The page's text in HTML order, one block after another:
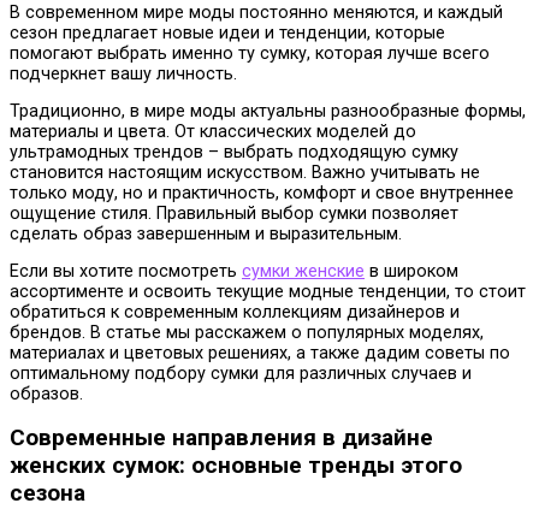
В современном мире моды постоянно меняются, и каждый
сезон предлагает новые идеи и тенденции, которые
помогают выбрать именно ту сумку, которая лучше всего
подчеркнет вашу личность.
Традиционно, в мире моды актуальны разнообразные формы,
материалы и цвета. От классических моделей до
ультрамодных трендов – выбрать подходящую сумку
становится настоящим искусством. Важно учитывать не
только моду, но и практичность, комфорт и свое внутреннее
ощущение стиля. Правильный выбор сумки позволяет
сделать образ завершенным и выразительным.
Если вы хотите посмотреть сумки женские в широком
ассортименте и освоить текущие модные тенденции, то стоит
обратиться к современным коллекциям дизайнеров и
брендов. В статье мы расскажем о популярных моделях,
материалах и цветовых решениях, а также дадим советы по
оптимальному подбору сумки для различных случаев и
образов.
Современные направления в дизайне
женских сумок: основные тренды этого
сезона